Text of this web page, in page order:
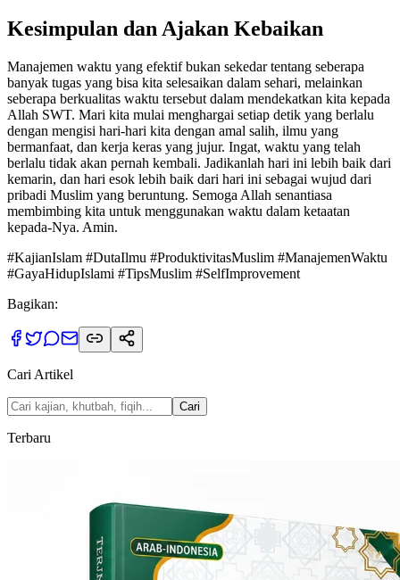
Kesimpulan dan Ajakan Kebaikan
Manajemen waktu yang efektif bukan sekedar tentang seberapa
banyak tugas yang bisa kita selesaikan dalam sehari, melainkan
seberapa berkualitas waktu tersebut dalam mendekatkan kita kepada
Allah SWT. Mari kita mulai menghargai setiap detik yang berlalu
dengan mengisi hari-hari kita dengan amal salih, ilmu yang
bermanfaat, dan kerja keras yang jujur. Ingat, waktu yang telah
berlalu tidak akan pernah kembali. Jadikanlah hari ini lebih baik dari
kemarin, dan hari esok lebih baik dari hari ini sebagai wujud dari
pribadi Muslim yang beruntung. Semoga Allah senantiasa
membimbing kita untuk menggunakan waktu dalam ketaatan
kepada-Nya. Amin.
#KajianIslam #DutaIlmu #ProduktivitasMuslim #ManajemenWaktu
#GayaHidupIslami #TipsMuslim #SelfImprovement
Bagikan:
Cari Artikel
Cari
Terbaru